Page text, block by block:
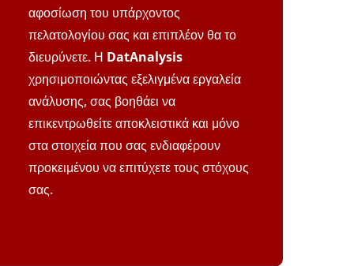
αφοσίωση του υπάρχοντος
πελατολογίου σας και επιπλέον θα το
διευρύνετε. Η DatAnalysis
χρησιμοποιώντας εξελιγμένα εργαλεία
ανάλυσης, σας βοηθάει να
επικεντρωθείτε αποκλειστικά και μόνο
στα στοιχεία που σας ενδιαφέρουν
προκειμένου να επιτύχετε τους στόχους
σας.